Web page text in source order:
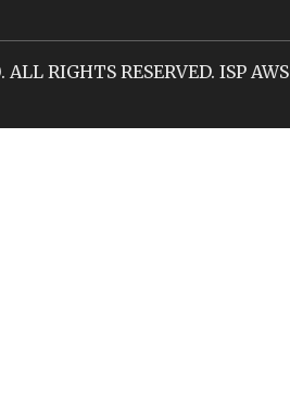
RIGHTS RESERVED. ISP AWS